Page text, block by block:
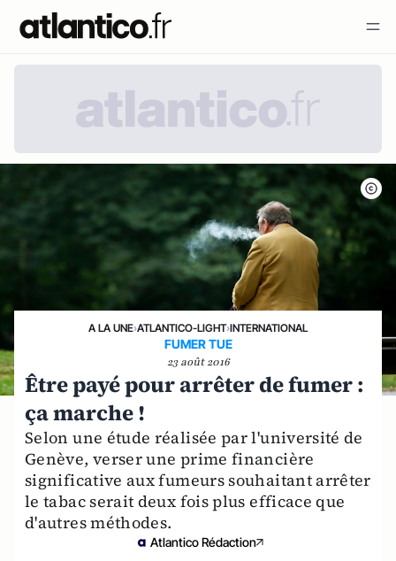
A LA UNE›ATLANTICO-LIGHT›INTERNATIONAL
FUMER TUE
23 août 2016
Être payé pour arrêter de fumer :
ça marche !
Selon une étude réalisée par l'université de
Genève, verser une prime financière
significative aux fumeurs souhaitant arrêter
le tabac serait deux fois plus efficace que
d'autres méthodes.
Atlantico Rédaction